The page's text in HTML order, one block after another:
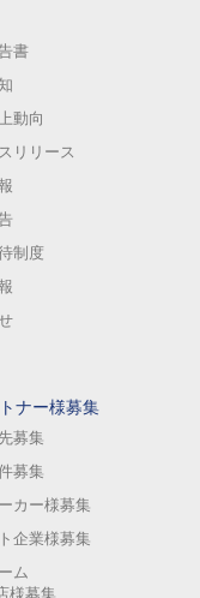
書
動向
リリース
制度
ナー様募集
募集
募集
カー様募集
企業様募集
ム
様募集